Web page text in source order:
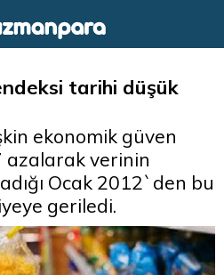
tarihi düşük
ekonomik güven
azalarak verinin
Ocak 2012`den bu
geriledi.